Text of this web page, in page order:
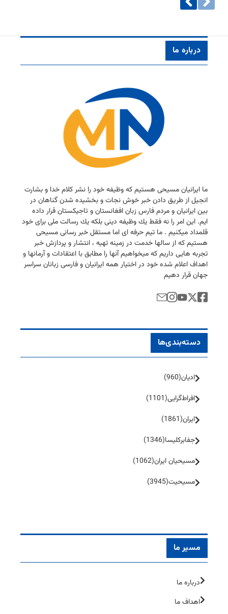
درباره ما
ما ایرانیان مسیحی هستیم كه وظیفه خود را نشر كلام خدا و بشارت
انجیل از طریق دادن خبر خوش نجات و بخشیده شدن گناهان در
بین ایرانیان و مردم فارس زبان افغانستان و تاجیكستان قرار داده
ایم. این امر را نه فقط یك وظیفه دینی بلكه یك رسالت ملی برای خود
قلمداد میكنیم . ما تیم حرفه ای اما مستقل خبر رسانی مسیحی
هستیم كه از سالها خدمت در زمینه تهیه ، انتشار و پردازش خبر
تجربه هایی داریم كه میخواهیم آنها را مطابق با اعتقادات و آرمانها و
اهداف اعلام شده خود در اختیار همه ایرانیان و فارسی زبانان سراسر
جهان قرار دهیم
دسته‌بندی‌ها
ادیان(960)
افراط‌گرایی(1101)
ایران(1861)
جفا‌بر‌کلیسا(1346)
مسیحیان ایران(1062)
مسیحیت(3945)
مسیر ما
درباره ما
اهداف ما